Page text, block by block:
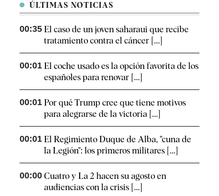
ÚLTIMAS NOTICIAS
00:35 El caso de un joven saharaui que recibe
tratamiento contra el cáncer [...]
00:01 El coche usado es la opción favorita de los
españoles para renovar [...]
00:01 Por qué Trump cree que tiene motivos
para alegrarse de la victoria [...]
00:01 El Regimiento Duque de Alba, "cuna de
la Legión": los primeros militares [...]
00:00 Cuatro y La 2 hacen su agosto en
audiencias con la crisis [...]